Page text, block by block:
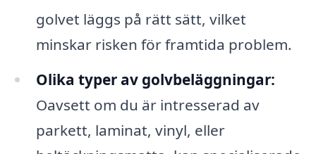
golvet läggs på rätt sätt, vilket
minskar risken för framtida problem.
Olika typer av golvbeläggningar:
Oavsett om du är intresserad av
parkett, laminat, vinyl, eller